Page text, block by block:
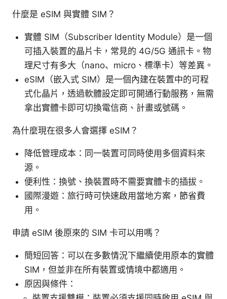
什麼是 eSIM 與實體 SIM？
實體 SIM（Subscriber Identity Module）是一個
可插入裝置的晶片卡，常見的 4G/5G 通訊卡。物
理尺寸有多大（nano、micro、標準卡）等差異。
eSIM（嵌入式 SIM）是一個內建在裝置中的可程
式化晶片，透過軟體設定即可開通行動服務，無需
拿出實體卡即可切換電信商、計畫或號碼。
為什麼現在很多人會選擇 eSIM？
降低管理成本：同一裝置可同時使用多個資料來
源。
便利性：換號、換裝置時不需要實體卡的插拔。
國際漫遊：旅行時可快速啟用當地方案，節省費
用。
申請 eSIM 後原來的 SIM 卡可以用嗎？
簡短回答：可以在多數情況下繼續使用原本的實體
SIM，但並非在所有裝置或情境中都適用。
原因與條件：